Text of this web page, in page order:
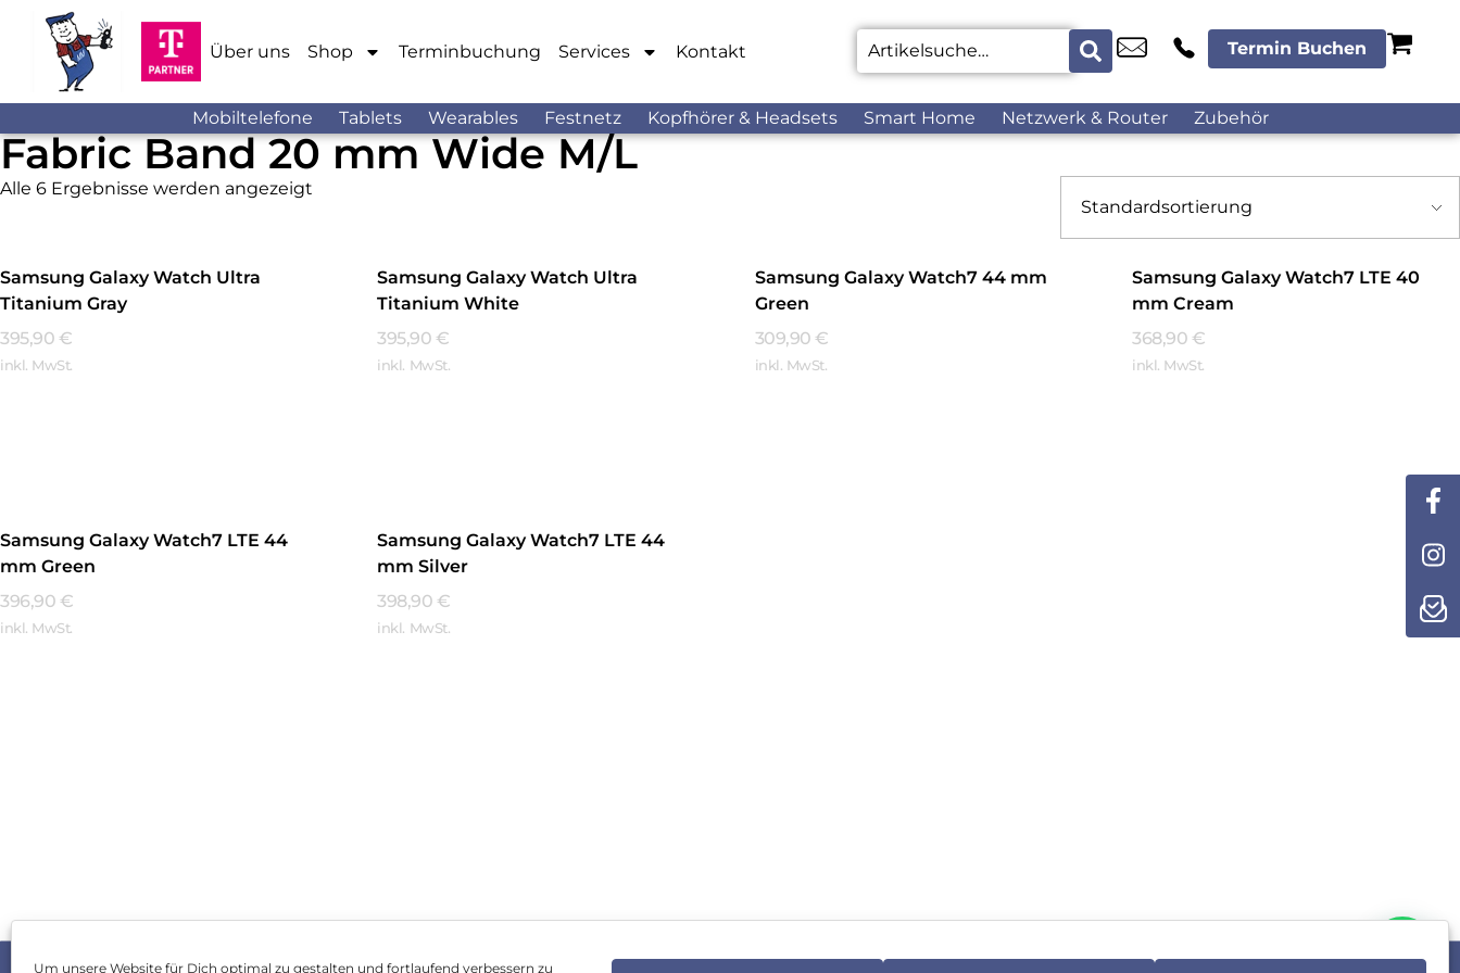
Um unsere Website für Dich optimal zu gestalten und fortlaufend verbessern zu
Über uns Shop Terminbuchung Services Kontakt Termin Buchen
Mobiltelefone Tablets Wearables Festnetz Kopfhörer & Headsets Smart Home Netzwerk & Router Zubehör
Fabric Band 20 mm Wide M/L
Alle 6 Ergebnisse werden angezeigt
Samsung Galaxy Watch Ultra
Titanium Gray
395,90 €
inkl. MwSt.
Samsung Galaxy Watch Ultra
Titanium White
395,90 €
inkl. MwSt.
Samsung Galaxy Watch7 44 mm
Green
309,90 €
inkl. MwSt.
Samsung Galaxy Watch7 LTE 40
mm Cream
368,90 €
inkl. MwSt.
Samsung Galaxy Watch7 LTE 44
mm Green
396,90 €
inkl. MwSt.
Samsung Galaxy Watch7 LTE 44
mm Silver
398,90 €
inkl. MwSt.